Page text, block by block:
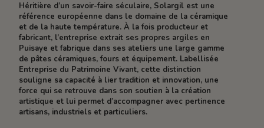
Héritière d’un savoir-faire séculaire, Solargil est une
référence européenne dans le domaine de la céramique
et de la haute température. À la fois producteur et
fabricant, l’entreprise extrait ses propres argiles en
Puisaye et fabrique dans ses ateliers une large gamme
de pâtes céramiques, fours et équipement. Labellisée
Entreprise du Patrimoine Vivant, cette distinction
souligne sa capacité à lier tradition et innovation, une
force qui se retrouve dans son soutien à la création
artistique et lui permet d’accompagner avec pertinence
artisans, industriels et particuliers.